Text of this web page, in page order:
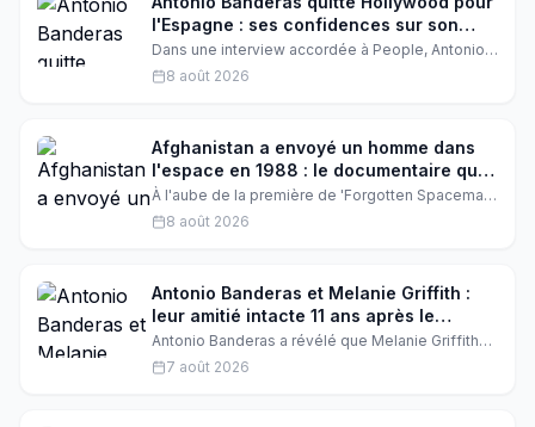
l'Espagne : ses confidences sur son
choix de vie
Dans une interview accordée à People, Antonio
Banderas se confie sur son départ d'Hollywood
pour l'Espagne. L'acteur de 65 ans évoque avec
8 août 2026
Afghanistan a envoyé un homme dans
l'espace en 1988 : le documentaire qui
réhabilite une histoire oubliée
À l'aube de la première de 'Forgotten Spaceman'
à Locarno, le réalisateur Elham Ehsas révèle un
pan méconnu de l'histoire afghane : l'envoi d'un
familiale surprenante et une fierté nationale
longtemps enfouie.
8 août 2026
Antonio Banderas et Melanie Griffith :
leur amitié intacte 11 ans après le
divorce
Antonio Banderas a révélé que Melanie Griffith
reste l'une de ses meilleures amies, onze ans
après leur divorce. Une déclaration touchante qui
7 août 2026